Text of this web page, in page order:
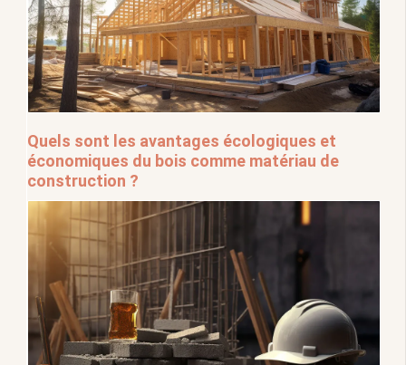
Quels sont les avantages écologiques et
économiques du bois comme matériau de
construction ?